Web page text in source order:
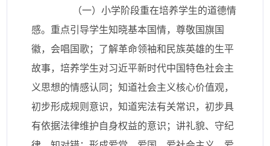
（一）小学阶段重在培养学生的道德情
感。重点引导学生知晓基本国情，尊敬国旗国
徽，会唱国歌；了解革命领袖和民族英雄的生平
故事，培养学生对习近平新时代中国特色社会主
义思想的情感认同；知道社会主义核心价值观，
初步形成规则意识，知道宪法有关常识，初步具
有依据法律维护自身权益的意识；讲礼貌、守纪